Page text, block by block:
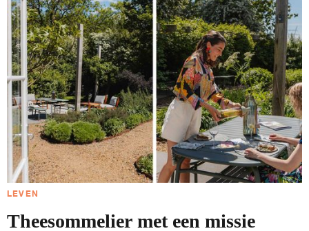
LEVEN
Theesommelier met een missie